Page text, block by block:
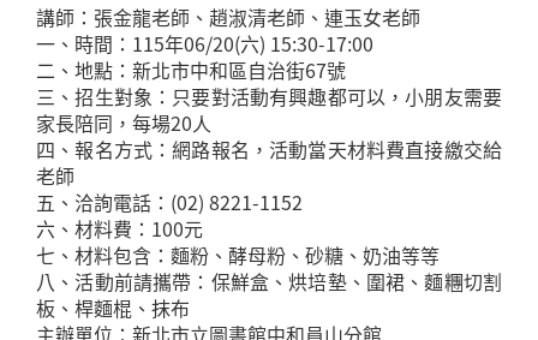
講師：張金龍老師、趙淑清老師、連玉女老師
一、時間：115年06/20(六) 15:30-17:00
二、地點：新北市中和區自治街67號
三、招生對象：只要對活動有興趣都可以，小朋友需要
家長陪同，每場20人
四、報名方式：網路報名，活動當天材料費直接繳交給
老師
五、洽詢電話：(02) 8221-1152
六、材料費：100元
七、材料包含：麵粉、酵母粉、砂糖、奶油等等
八、活動前請攜帶：保鮮盒、烘培墊、圍裙、麵糰切割
板、桿麵棍、抹布
主辦單位：新北市立圖書館中和員山分館